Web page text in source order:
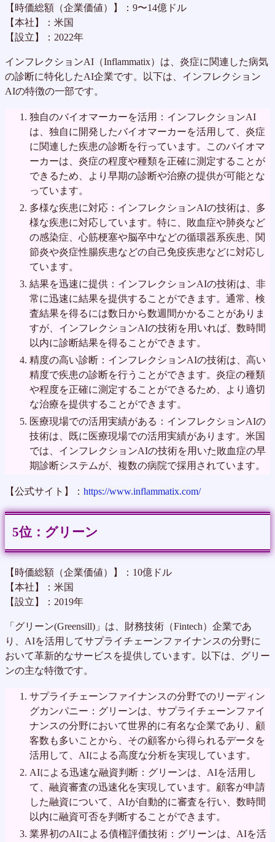
【時価総額（企業価値）】：9〜14億ドル
【本社】：米国
【設立】：2022年
インフレクションAI（Inflammatix）は、炎症に関連した病気
の診断に特化したAI企業です。以下は、インフレクション
AIの特徴の一部です。
独自のバイオマーカーを活用：インフレクションAI
は、独自に開発したバイオマーカーを活用して、炎症
に関連した疾患の診断を行っています。このバイオマ
ーカーは、炎症の程度や種類を正確に測定することが
できるため、より早期の診断や治療の提供が可能とな
っています。
多様な疾患に対応：インフレクションAIの技術は、多
様な疾患に対応しています。特に、敗血症や肺炎など
の感染症、心筋梗塞や脳卒中などの循環器系疾患、関
節炎や炎症性腸疾患などの自己免疫疾患などに対応し
ています。
結果を迅速に提供：インフレクションAIの技術は、非
常に迅速に結果を提供することができます。通常、検
査結果を得るには数日から数週間かかることがありま
すが、インフレクションAIの技術を用いれば、数時間
以内に診断結果を得ることができます。
精度の高い診断：インフレクションAIの技術は、高い
精度で疾患の診断を行うことができます。炎症の種類
や程度を正確に測定することができるため、より適切
な治療を提供することができます。
医療現場での活用実績がある：インフレクションAIの
技術は、既に医療現場での活用実績があります。米国
では、インフレクションAIの技術を用いた敗血症の早
期診断システムが、複数の病院で採用されています。
【公式サイト】： https://www.inflammatix.com/
グリーン
【時価総額（企業価値）】：10億ドル
【本社】：米国
【設立】：2019年
「グリーン(Greensill)」は、財務技術（Fintech）企業であ
り、AIを活用してサプライチェーンファイナンスの分野に
おいて革新的なサービスを提供しています。以下は、グリー
ンの主な特徴です。
サプライチェーンファイナンスの分野でのリーディン
グカンパニー：グリーンは、サプライチェーンファイ
ナンスの分野において世界的に有名な企業であり、顧
客数も多いことから、その顧客から得られるデータを
活用して、AIによる高度な分析を実現しています。
AIによる迅速な融資判断：グリーンは、AIを活用し
て、融資審査の迅速化を実現しています。顧客が申請
した融資について、AIが自動的に審査を行い、数時間
以内に融資可否を判断することができます。
業界初のAIによる債権評価技術：グリーンは、AIを活